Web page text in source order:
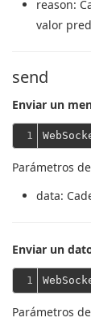
reason:
valor
send
Enviar un
1
Parámetros
data:
Enviar un
1
Parámetros